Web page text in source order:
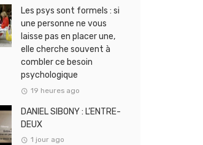
Les psys sont formels : si
une personne ne vous
laisse pas en placer une,
elle cherche souvent à
combler ce besoin
psychologique
19 heures ago
DANIEL SIBONY : L’ENTRE-
DEUX
1 jour ago